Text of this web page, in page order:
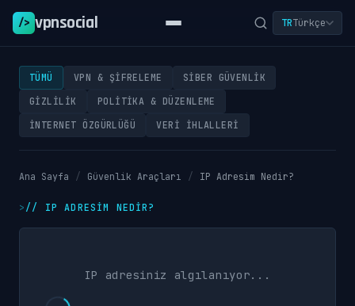
/> vpnsocial TRTürkçe
TÜMÜ VPN & ŞIFRELEME
SIBER GÜVENLIK
GIZLILIK
POLITIKA & DÜZENLEME
İNTERNET ÖZGÜRLÜĞÜ
VERI İHLALLERI
Ana Sayfa / Güvenlik Araçları / IP Adresim Nedir?
// IP ADRESIM NEDIR?
IP adresiniz algılanıyor...